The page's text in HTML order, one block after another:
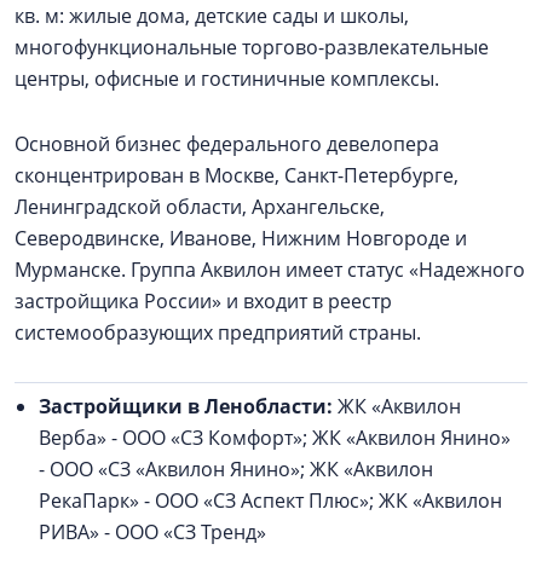
кв. м: жилые дома, детские сады и школы,
многофункциональные торгово-развлекательные
центры, офисные и гостиничные комплексы.
Основной бизнес федерального девелопера
сконцентрирован в Москве, Санкт-Петербурге,
Ленинградской области, Архангельске,
Северодвинске, Иванове, Нижним Новгороде и
Мурманске. Группа Аквилон имеет статус «Надежного
застройщика России» и входит в реестр
системообразующих предприятий страны.
Застройщики в Ленобласти: ЖК «Аквилон
Верба» - ООО «СЗ Комфорт»; ЖК «Аквилон Янино»
- ООО «СЗ «Аквилон Янино»; ЖК «Аквилон
РекаПарк» - ООО «СЗ Аспект Плюс»; ЖК «Аквилон
РИВА» - ООО «СЗ Тренд»